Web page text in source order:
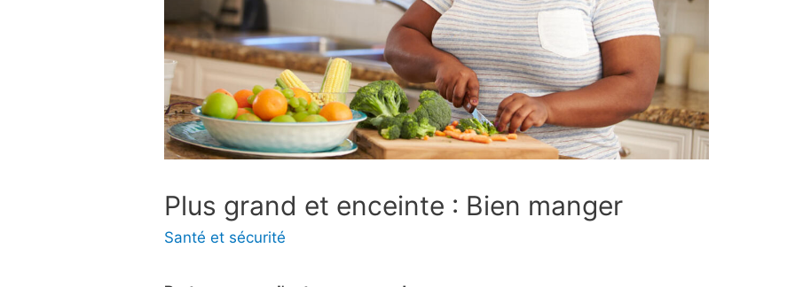
Plus grand et enceinte : Bien manger
Santé et sécurité